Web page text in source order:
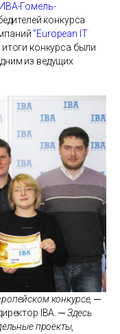
Гомель-
конкурса
”European IT
конкурса были
из ведущих
конкурсе, ─
IBA. ─ Здесь
проекты,